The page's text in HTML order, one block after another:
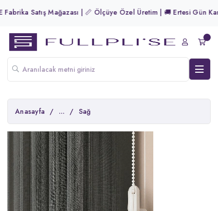
Fabrika Satış Mağazası | 📏 Ölçüye Özel Üretim | 🚚 Ertesi Gün
Anasayfa / ... / Sağ